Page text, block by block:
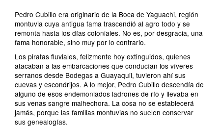
Pedro Cubillo era originario de la Boca de Yaguachi, región
montuvia cuya antigua fama trascendió al agro todo y se
remonta hasta los días coloniales. No es, por desgracia, una
fama honorable, sino muy por lo contrario.
Los piratas fluviales, felizmente hoy extinguidos, quienes
atacaban a las embarcaciones que conducían los víveres
serranos desde Bodegas a Guayaquil, tuvieron ahí sus
cuevas y escondrijos. A lo mejor, Pedro Cubillo descendía de
alguno de esos endemoniados ladrones de río y llevaba en
sus venas sangre malhechora. La cosa no se establecerá
jamás, porque las familias montuvias no suelen conservar
sus genealogías.